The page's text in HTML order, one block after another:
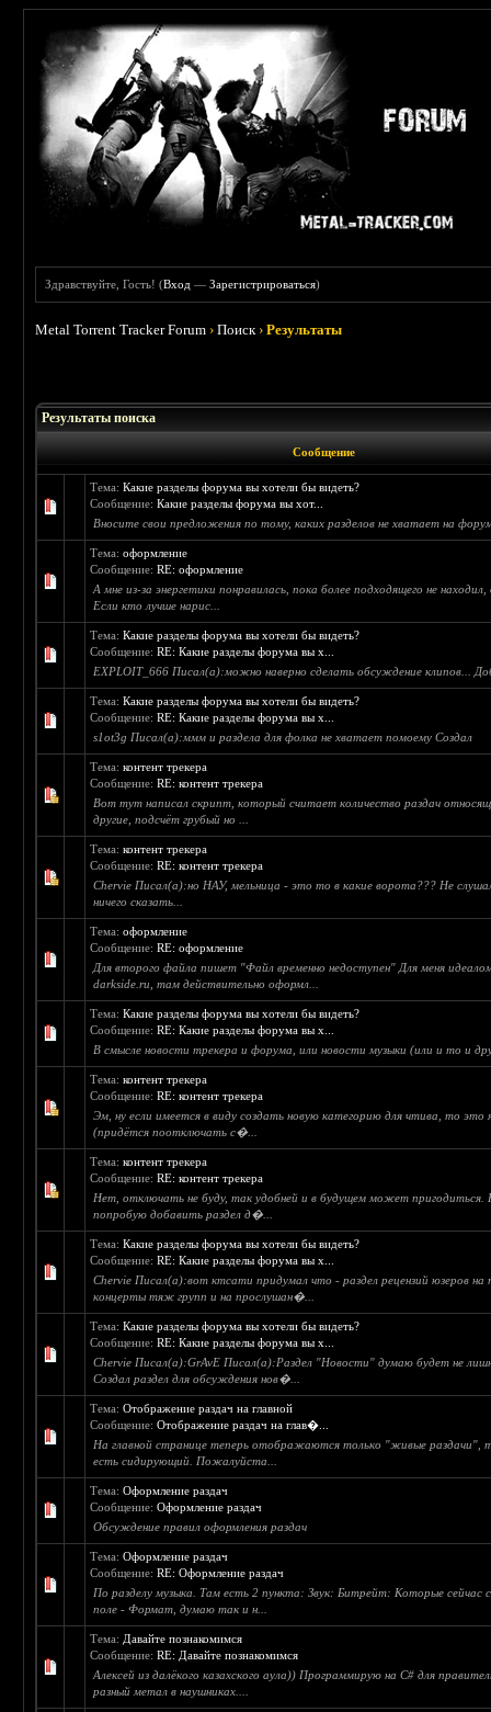
Здравствуйте, Гость! (Вход —Зарегистрироваться)
Metal Torrent Tracker Forum ›Поиск ›Результаты
Результаты поиска
Сообщение
Тема:Какие разделы форума вы хотели бы видеть?
Сообщение:Какие разделы форума вы хот...
Вносите свои предложения по тому, каких разделов не хватает на
Тема:оформление
Сообщение:RE: оформление
А мне из-за энергетики понравилась, пока более подходящего не
Если кто лучше нарис...
Тема:Какие разделы форума вы хотели бы видеть?
Сообщение:RE: Какие разделы форума вы х...
EXPLOIT_666 Писал(а):можно наверно сделать обсуждение клипов...
Тема:Какие разделы форума вы хотели бы видеть?
Сообщение:RE: Какие разделы форума вы х...
s1ot3g Писал(а):ммм и раздела для фолка не хватает помоему Создал
Тема:контент трекера
Сообщение:RE: контент трекера
Вот тут написал скрипт, который считает количество раздач
другие, подсчёт грубый но ...
Тема:контент трекера
Сообщение:RE: контент трекера
Chervie Писал(а):но НАУ, мельница - это то в какие ворота??? Не
ничего сказать...
Тема:оформление
Сообщение:RE: оформление
Для второго файла пишет "Файл временно недоступен" Для меня
darkside.ru, там действительно оформл...
Тема:Какие разделы форума вы хотели бы видеть?
Сообщение:RE: Какие разделы форума вы х...
В смысле новости трекера и форума, или новости музыки (или и то и
Тема:контент трекера
Сообщение:RE: контент трекера
Эм, ну если имеется в виду создать новую категорию для чтива, то
(придётся поотключать с�...
Тема:контент трекера
Сообщение:RE: контент трекера
Нет, отключать не буду, так удобней и в будущем может пригодиться.
попробую добавить раздел д�...
Тема:Какие разделы форума вы хотели бы видеть?
Сообщение:RE: Какие разделы форума вы х...
Chervie Писал(а):вот ктсати придумал что - раздел рецензий юзеров на
концерты тяж групп и на прослушан�...
Тема:Какие разделы форума вы хотели бы видеть?
Сообщение:RE: Какие разделы форума вы х...
Chervie Писал(а):GrAvE Писал(а):Раздел "Новости" думаю будет не
Создал раздел для обсуждения нов�...
Тема:Отображение раздач на главной
Сообщение:Отображение раздач на глав�...
На главной странице теперь отображаются только "живые раздачи",
есть сидирующий. Пожалуйста...
Тема:Оформление раздач
Сообщение:Оформление раздач
Обсуждение правил оформления раздач
Тема:Оформление раздач
Сообщение:RE: Оформление раздач
По разделу музыка. Там есть 2 пункта: Звук: Битрейт: Которые сейчас
поле - Формат, думаю так и н...
Тема: Давайте познакомимся
Сообщение:RE: Давайте познакомимся
Алексей из далёкого казахского аула)) Программирую на C# для
разный метал в наушниках....